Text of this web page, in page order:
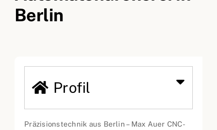
Berlin
Profil
Präzisionstechnik aus Berlin – Max Auer CNC-